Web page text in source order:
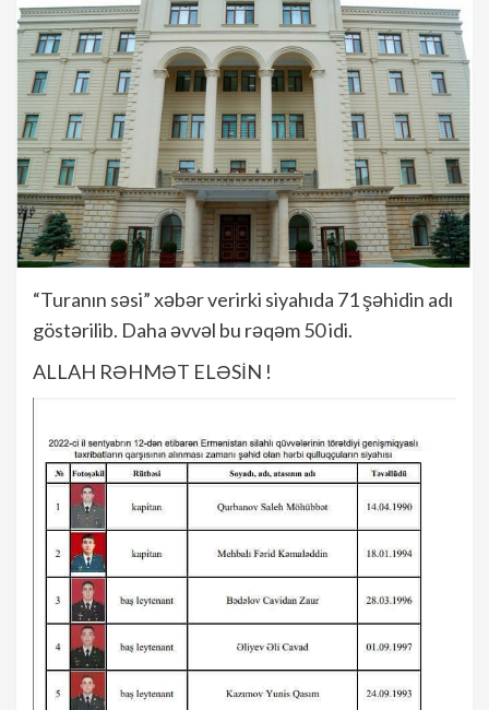
“Turanın səsi” xəbər verirki siyahıda 71 şəhidin adı
göstərilib. Daha əvvəl bu rəqəm 50 idi.
ALLAH RƏHMƏT ELƏSİN !